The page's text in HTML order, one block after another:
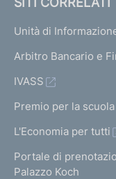
Unità di
Arbitro Bancario e
IVASS
Premio per la
L'Economia per tutti
Portale di
Palazzo Koch